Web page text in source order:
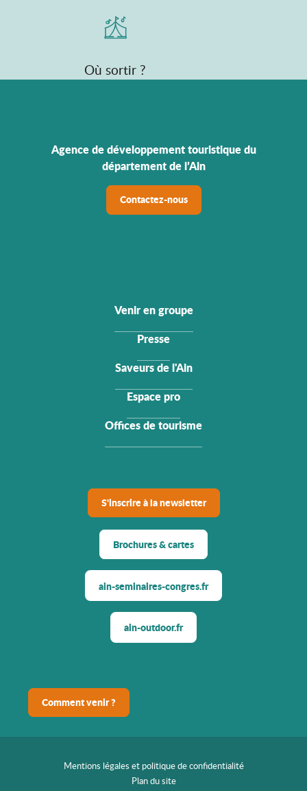
Où sortir ?
Agence de développement touristique du
département de l’Ain
Contactez-nous
Venir en groupe
Presse
Saveurs de l'Ain
Espace pro
Offices de tourisme
S'inscrire à la newsletter
Brochures & cartes
ain-seminaires-congres.fr
ain-outdoor.fr
Comment venir ?
Mentions légales et politique de confidentialité
Plan du site